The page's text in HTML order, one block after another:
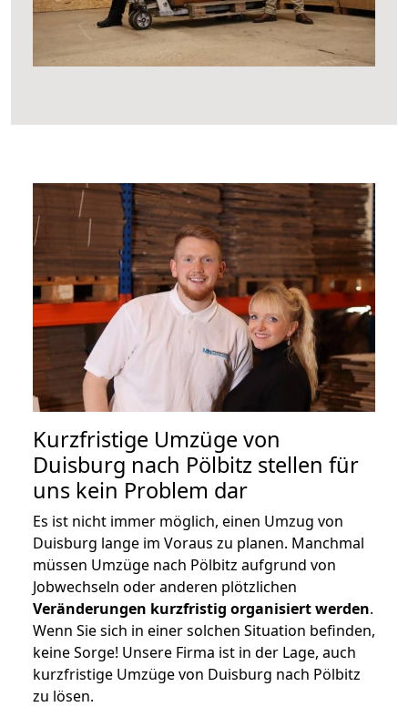
Kurzfristige Umzüge von
Duisburg nach Pölbitz stellen für
uns kein Problem dar
Es ist nicht immer möglich, einen Umzug von
Duisburg lange im Voraus zu planen. Manchmal
müssen Umzüge nach Pölbitz aufgrund von
Jobwechseln oder anderen plötzlichen
Veränderungen kurzfristig organisiert werden.
Wenn Sie sich in einer solchen Situation befinden,
keine Sorge! Unsere Firma ist in der Lage, auch
kurzfristige Umzüge von Duisburg nach Pölbitz
zu lösen.